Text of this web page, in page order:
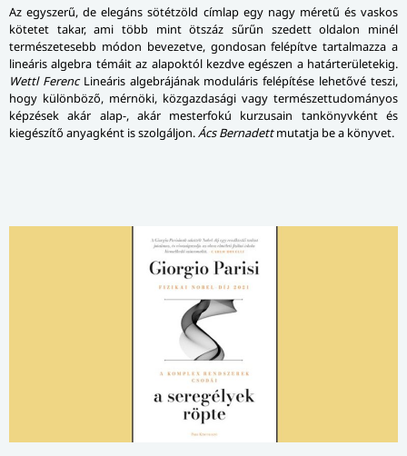
Az egyszerű, de elegáns sötétzöld címlap egy nagy méretű és vaskos
kötetet takar, ami több mint ötszáz sűrűn szedett oldalon minél
természetesebb módon bevezetve, gondosan felépítve tartalmazza a
lineáris algebra témáit az alapoktól kezdve egé­szen a határterületekig.
Wettl FerencLineáris algebrájának moduláris felépítése lehetővé teszi,
hogy különböző, mérnöki, közgazdasági vagy természet­tu­do­má­nyos
képzések akár alap-, akár mesterfokú kurzusain tankönyvként és
kiegészítő anyagként is szolgáljon.Ács Bernadettmutatja be a könyvet.